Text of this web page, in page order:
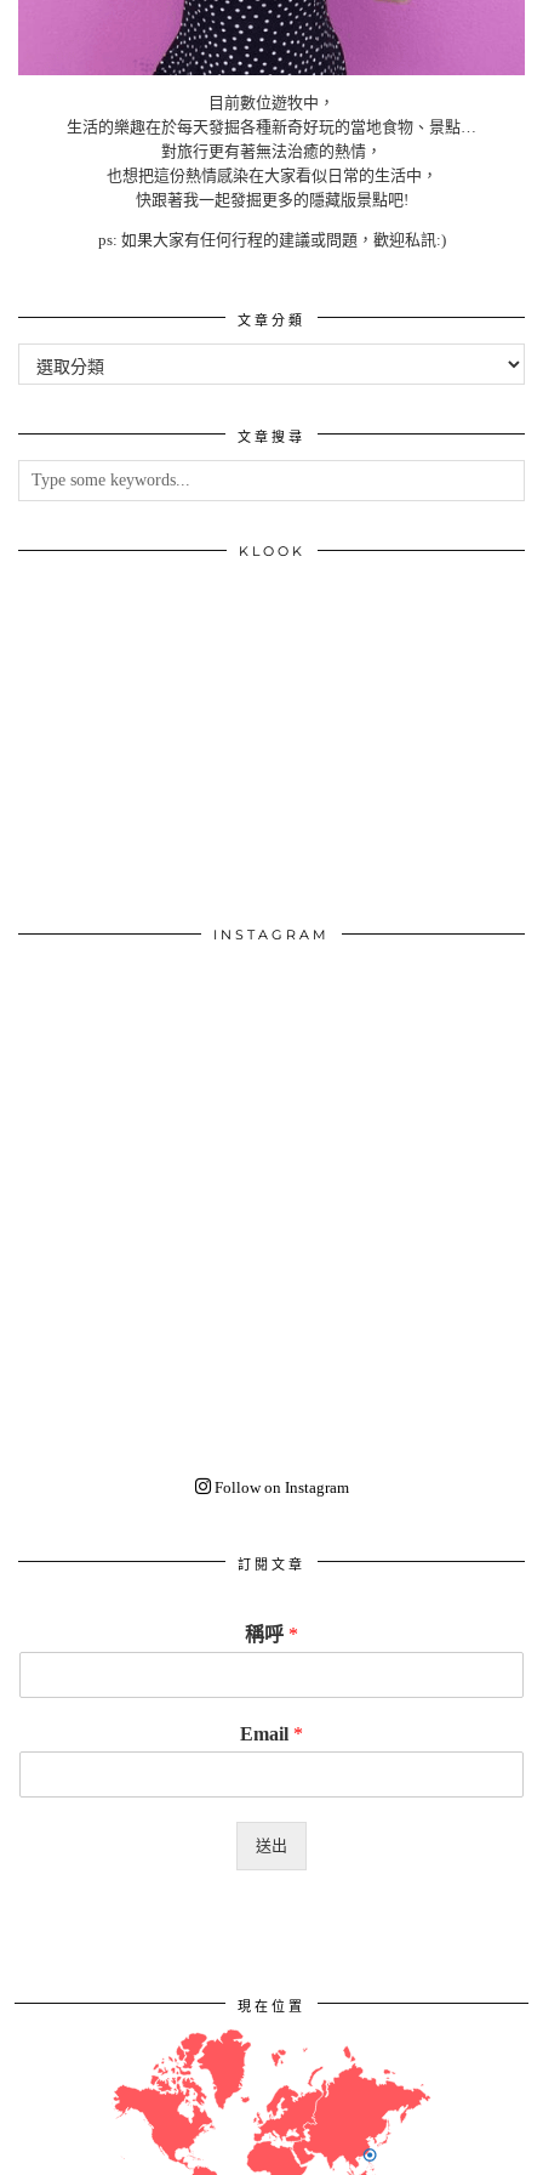
目前數位遊牧中，
生活的樂趣在於每天發掘各種新奇好玩的當地食物、景點…
對旅行更有著無法治癒的熱情，
也想把這份熱情感染在大家看似日常的生活中，
快跟著我一起發掘更多的隱藏版景點吧!
ps: 如果大家有任何行程的建議或問題，歡迎私訊:)
文章分類
文章搜尋
KLOOK
INSTAGRAM
Follow on Instagram
訂閱文章
稱呼 *
Email *
送出
現在位置